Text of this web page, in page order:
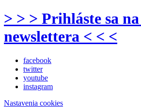
> > > Prihláste sa
newslettera < < <
facebook
twitter
youtube
instagram
Nastavenia cookies